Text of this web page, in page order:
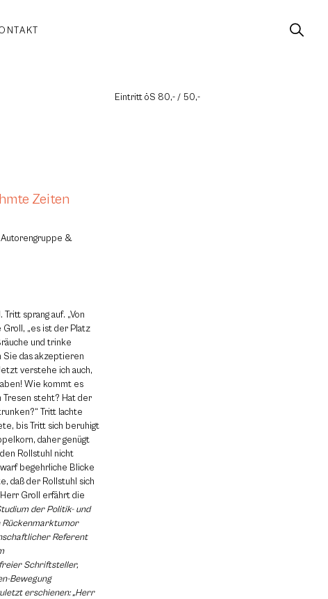
Eintritt öS 80,- / 50,-
Zeiten
&
sprang auf. „Von
Groll, „es ist der Platz
und trinke
Sie das akzeptieren
verstehe ich auch,
Wie kommt es
Tresen steht? Hat der
Tritt lachte
bis Tritt sich beruhigt
daher genügt
Rollstuhl nicht
begehrliche Blicke
daß der Rollstuhl sich
Groll erfährt die
der Politik- und
Rückenmarktumor
Referent
Schriftsteller,
Bewegung
erschienen: „Herr